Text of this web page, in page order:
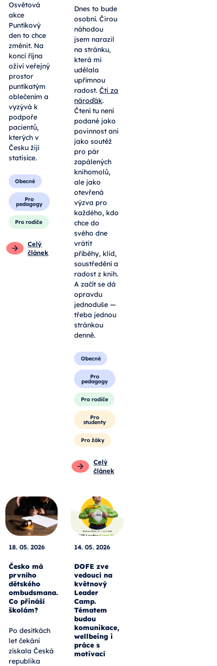
Osvětová
akce
Puntíkový
den to chce
změnit. Na
konci října
oživí veřejný
prostor
puntíkatým
oblečením a
vyzývá k
podpoře
pacientů,
kterých v
Česku žijí
statisíce.
Obecné
Pro
pedagogy
Pro rodiče
Celý
článek
Dnes to bude
osobní. Čirou
náhodou
jsem narazil
na stránku,
která mi
udělala
upřímnou
radost.Čti za
nároďák.
Čtení tu není
podané jako
povinnost ani
jako soutěž
pro pár
zapálených
knihomolů,
ale jako
otevřená
výzva pro
každého, kdo
chce do
svého dne
vrátit
příběhy, klid,
soustředění a
radost z knih.
A začít se dá
opravdu
jednoduše —
třeba jednou
stránkou
denně.
Obecné
Pro
pedagogy
Pro rodiče
Pro
studenty
Pro žáky
Celý
článek
18. 05. 2026
Česko má
prvního
dětského
ombudsmana.
Co přináší
školám?
Po desítkách
let čekání
získala Česká
republika
14. 05. 2026
DOFE zve
vedoucí na
květnový
Leader
Camp.
Tématem
budou
komunikace,
wellbeing i
práce s
motivací